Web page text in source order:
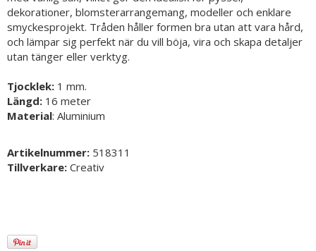
dekorationer, blomsterarrangemang, modeller och enklare
smyckesprojekt. Tråden håller formen bra utan att vara hård,
och lämpar sig perfekt när du vill böja, vira och skapa detaljer
utan tänger eller verktyg.
Tjocklek: 1 mm.
Längd: 16 meter
Material: Aluminium
Artikelnummer: 518311
Tillverkare: Creativ